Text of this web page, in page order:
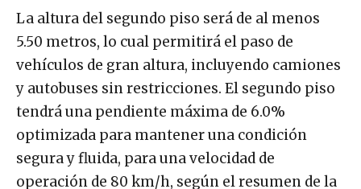
La altura del segundo piso será de al menos
5.50 metros, lo cual permitirá el paso de
vehículos de gran altura, incluyendo camiones
y autobuses sin restricciones. El segundo piso
tendrá una pendiente máxima de 6.0%
optimizada para mantener una condición
segura y fluida, para una velocidad de
operación de 80 km/h, según el resumen de la